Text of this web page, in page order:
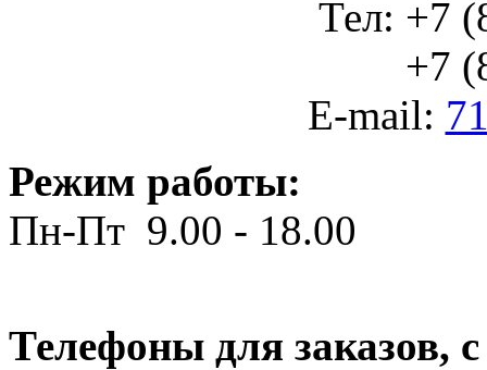
Тел: +7
+7
E-mail:
Режим работы:
Пн-Пт 9.00 - 18.00
Телефоны для заказов,